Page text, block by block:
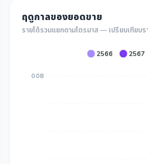
ฤดูกาลของยอดขาย
รายได้รวมแยกตามไตรมาส — เปรียบเทียบร
2566 2567
0.0B